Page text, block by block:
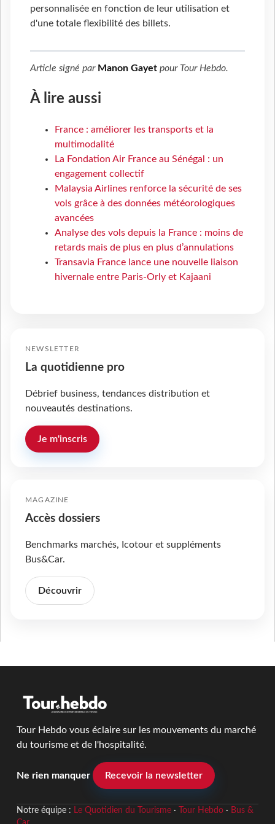
personnalisée en fonction de leur utilisation et
d'une totale flexibilité des billets.
Article signé par Manon Gayet pour Tour Hebdo.
À lire aussi
France : améliorer les transports et la
multimodalité
La Fondation Air France au Sénégal : un
engagement collectif
Malaysia Airlines renforce la sécurité de ses
vols grâce à des données météorologiques
avancées
Analyse des vols depuis la France : moins de
retards mais de plus en plus d’annulations
Transavia France lance une nouvelle liaison
hivernale entre Paris-Orly et Kajaani
NEWSLETTER
La quotidienne pro
Débrief business, tendances distribution et
nouveautés destinations.
Je m'inscris
MAGAZINE
Accès dossiers
Benchmarks marchés, Icotour et suppléments
Bus&Car.
Découvrir
Tour Hebdo vous éclaire sur les mouvements du marché
du tourisme et de l'hospitalité.
Ne rien manquer Recevoir la newsletter
Notre équipe : Le Quotidien du Tourisme· Tour Hebdo· Bus &